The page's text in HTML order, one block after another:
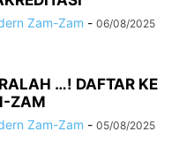
Zam-Zam - 06/08/2025
…! DAFTAR KE
ZAM
Zam-Zam - 05/08/2025